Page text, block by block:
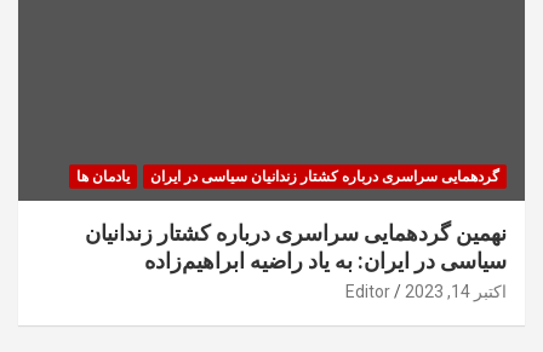
گردهمایی سراسری درباره کشتار زندانیان سیاسی در ایران یادمان ها
نهمین گردهمایی سراسری درباره کشتار زندانیان
سیاسی در ایران: به یاد راضیه ابراهیم‌زاده
اکتبر 14, 2023 Editor